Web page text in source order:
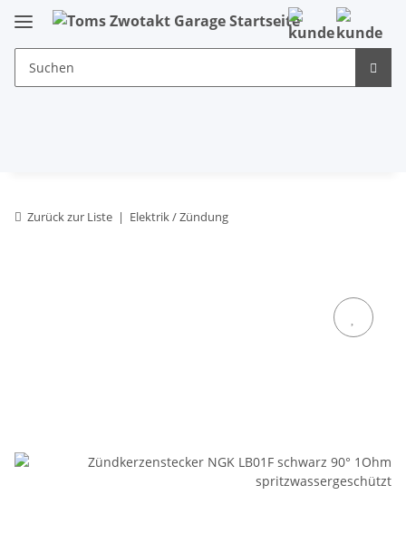
Zurück zur Liste Elektrik / Zündung